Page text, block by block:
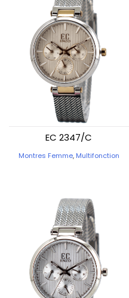
EC 2347/C
Montres Femme, Multifonction